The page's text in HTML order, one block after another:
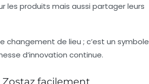
les produits mais aussi partager leurs
changement de lieu ; c’est un symbole
d’innovation continue.
facilement